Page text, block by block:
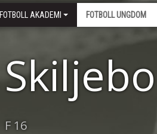
FOTBOLL AKADEMI FOTBOLL UNGDOM
F 16